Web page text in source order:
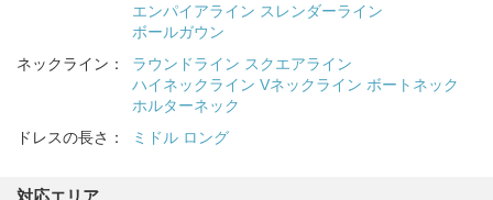
エンパイアライン スレンダーライン
ボールガウン
ネックライン：
ラウンドライン スクエアライン
ハイネックライン Vネックライン ボートネック
ホルターネック
ドレスの長さ：
ミドル ロング